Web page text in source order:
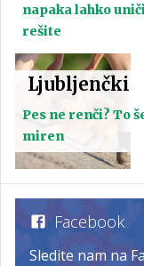
napaka lahko
rešite
Ljubljenčki
Pes ne renči? To
miren
Facebook
Sledite nam na